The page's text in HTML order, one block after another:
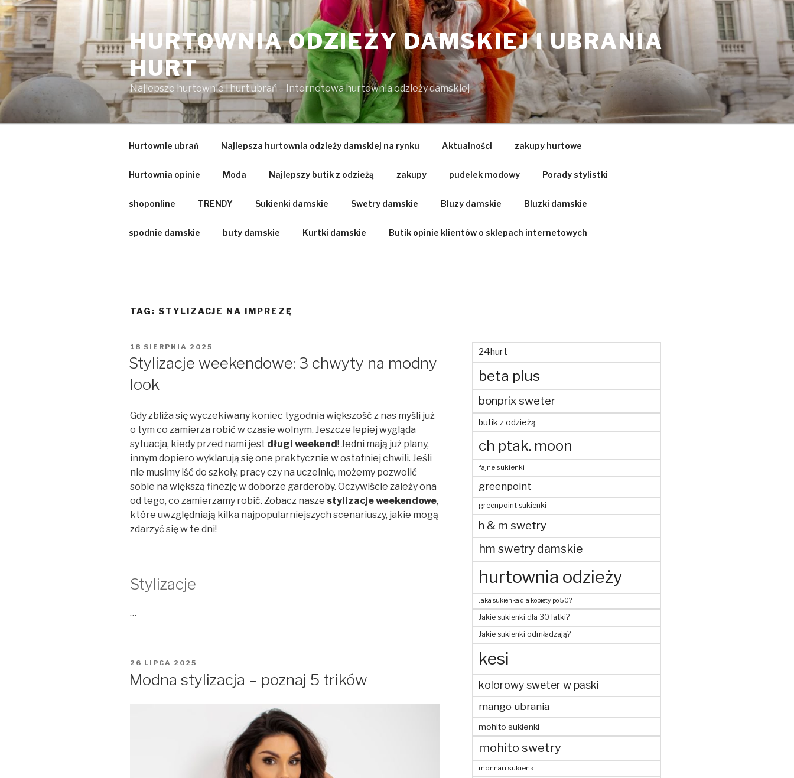
Przejdź
do
treści
HURTOWNIA ODZIEŻY DAMSKIEJ I UBRANIA
HURT
Najlepsze hurtownie i hurt ubrań – Internetowa hurtownia odzieży damskiej
Hurtownie ubrań Najlepsza hurtownia odzieży damskiej na rynku Aktualności zakupy hurtowe
Hurtownia opinie Moda Najlepszy butik z odzieżą zakupy pudelek modowy Porady stylistki
shoponline TRENDY Sukienki damskie Swetry damskie Bluzy damskie Bluzki damskie
spodnie damskie buty damskie Kurtki damskie Butik opinie klientów o sklepach internetowych
TAG: STYLIZACJE NA IMPREZĘ
OPUBLIKOWANE
18 SIERPNIA 2025
Stylizacje weekendowe: 3 chwyty na modny
look
Gdy zbliża się wyczekiwany koniec tygodnia większość z nas myśli już
o tym co zamierza robić w czasie wolnym. Jeszcze lepiej wygląda
sytuacja, kiedy przed nami jest długi weekend! Jedni mają już plany,
innym dopiero wyklarują się one praktycznie w ostatniej chwili. Jeśli
nie musimy iść do szkoły, pracy czy na uczelnię, możemy pozwolić
sobie na większą finezję w doborze garderoby. Oczywiście zależy ona
od tego, co zamierzamy robić. Zobacz nasze stylizacje weekendowe,
które uwzględniają kilka najpopularniejszych scenariuszy, jakie mogą
zdarzyć się w te dni!
Stylizacje
…
OPUBLIKOWANE
26 LIPCA 2025
Modna stylizacja – poznaj 5 trików
24hurt
beta plus
bonprix sweter
butik z odzieżą
ch ptak. moon
fajne sukienki
greenpoint
greenpoint sukienki
h & m swetry
hm swetry damskie
hurtownia odzieży
Jaka sukienka dla kobiety po 50?
Jakie sukienki dla 30 latki?
Jakie sukienki odmładzają?
kesi
kolorowy sweter w paski
mango ubrania
mohito sukienki
mohito swetry
monnari sukienki